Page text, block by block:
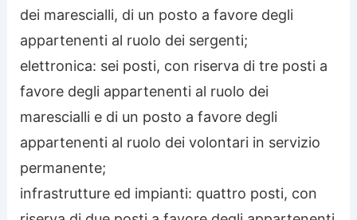
dei marescialli, di un posto a favore degli
appartenenti al ruolo dei sergenti;
elettronica: sei posti, con riserva di tre posti a
favore degli appartenenti al ruolo dei
marescialli e di un posto a favore degli
appartenenti al ruolo dei volontari in servizio
permanente;
infrastrutture ed impianti: quattro posti, con